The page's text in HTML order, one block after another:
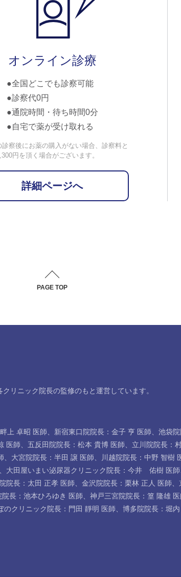
オンライン診療
全国どこでも診察可能
診察代0円
通院時間・待ち時間0分
自宅で薬が受け取れる
察後にお薬の購入がない場合、診察料と
円を頂く場合がございます。
詳細ページへ
PAGE TOP
リニック院長の監修のもと運営しています。
上 卓昭 医師 新宿東口院院長：金子 亨 医師 池袋
医師 五反田院院長：松本 貴博 医師 立川院院長：
大宮院院長：半田 譲 医師 川越院院長：中野 智樹
大田屋いまい泌尿器クリニック院長：今井 佑樹 医師
院長：太田 正孝 医師 金沢院院長：栗林 正人 医師
院長：池本ひろゆき 医師 神戸三宮院院長：篁 隆雄 医
のクリニック院長：門田 靜明 医師 博多院院長：堀